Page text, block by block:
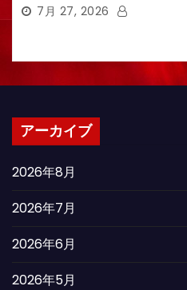
7月 27, 2026
アーカイブ
2026年8月
2026年7月
2026年6月
2026年5月